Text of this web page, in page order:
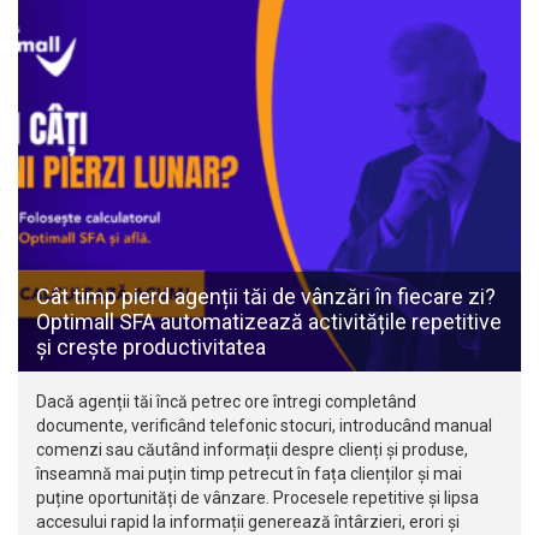
Cât timp pierd agenții tăi de vânzări în fiecare zi?
Optimall SFA automatizează activitățile repetitive
și crește productivitatea
Dacă agenții tăi încă petrec ore întregi completând
documente, verificând telefonic stocuri, introducând manual
comenzi sau căutând informații despre clienți și produse,
înseamnă mai puțin timp petrecut în fața clienților și mai
puține oportunități de vânzare. Procesele repetitive și lipsa
accesului rapid la informații generează întârzieri, erori și